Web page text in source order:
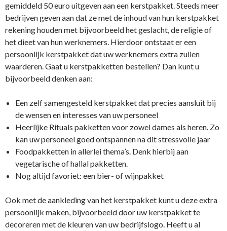
gemiddeld 50 euro uitgeven aan een kerstpakket. Steeds meer
bedrijven geven aan dat ze met de inhoud van hun kerstpakket
rekening houden met bijvoorbeeld het geslacht, de religie of
het dieet van hun werknemers. Hierdoor ontstaat er een
persoonlijk kerstpakket dat uw werknemers extra zullen
waarderen. Gaat u kerstpakketten bestellen? Dan kunt u
bijvoorbeeld denken aan:
Een zelf samengesteld kerstpakket dat precies aansluit bij
de wensen en interesses van uw personeel
Heerlijke Rituals pakketten voor zowel dames als heren. Zo
kan uw personeel goed ontspannen na dit stressvolle jaar
Foodpakketten in allerlei thema’s. Denk hierbij aan
vegetarische of hallal pakketten.
Nog altijd favoriet: een bier- of wijnpakket
Ook met de aankleding van het kerstpakket kunt u deze extra
persoonlijk maken, bijvoorbeeld door uw kerstpakket te
decoreren met de kleuren van uw bedrijfslogo. Heeft u al